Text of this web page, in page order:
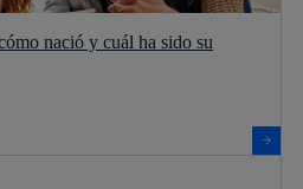
nació y cuál ha sido su